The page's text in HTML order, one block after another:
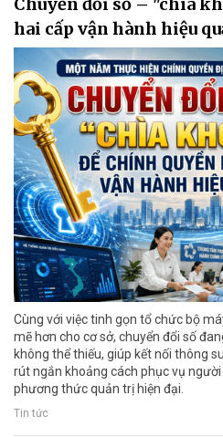
hai cấp vận hành hiệu
Cùng với việc tinh gọn tổ chức bộ
mẽ hơn cho cơ sở, chuyển đổi số
không thể thiếu, giúp kết nối thông
rút ngắn khoảng cách phục vụ
phương thức quản trị hiện đại.
Tin tức